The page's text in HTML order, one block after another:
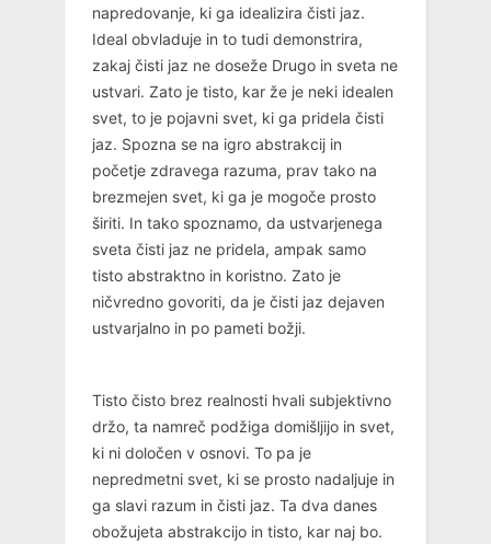
napredovanje, ki ga idealizira čisti jaz.
Ideal obvladuje in to tudi demonstrira,
zakaj čisti jaz ne doseže Drugo in sveta ne
ustvari. Zato je tisto, kar že je neki idealen
svet, to je pojavni svet, ki ga pridela čisti
jaz. Spozna se na igro abstrakcij in
početje zdravega razuma, prav tako na
brezmejen svet, ki ga je mogoče prosto
širiti. In tako spoznamo, da ustvarjenega
sveta čisti jaz ne pridela, ampak samo
tisto abstraktno in koristno. Zato je
ničvredno govoriti, da je čisti jaz dejaven
ustvarjalno in po pameti božji.
Tisto čisto brez realnosti hvali subjektivno
držo, ta namreč podžiga domišljijo in svet,
ki ni določen v osnovi. To pa je
nepredmetni svet, ki se prosto nadaljuje in
ga slavi razum in čisti jaz. Ta dva danes
obožujeta abstrakcijo in tisto, kar naj bo.